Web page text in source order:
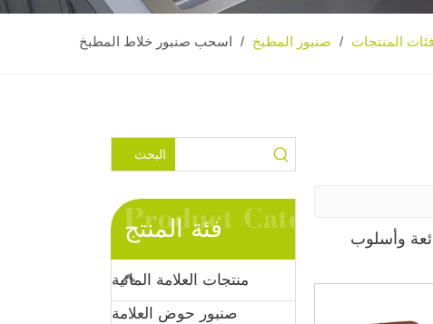
فئات المنتجات / صنبور المطبخ / اسحب صنبور خلاط المطبخ
البحث
فئة المنتج
منتجات العلامة المائية
صنبور حوض العلامة
رائعة وأسلوب